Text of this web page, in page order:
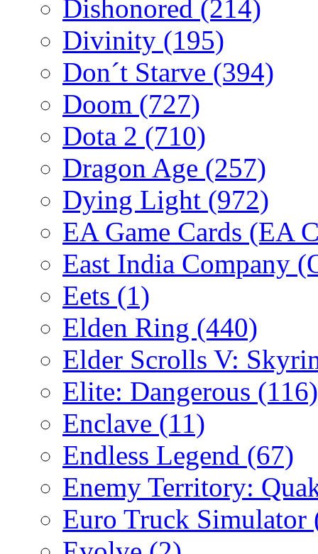
Dishonored (214)
Divinity (195)
Don´t Starve (394)
Doom (727)
Dota 2 (710)
Dragon Age (257)
Dying Light (972)
EA Game Cards (EA
East India Company
Eets (1)
Elden Ring (440)
Elder Scrolls V:
Elite: Dangerous (116)
Enclave (11)
Endless Legend (67)
Enemy Territory:
Euro Truck Simulator